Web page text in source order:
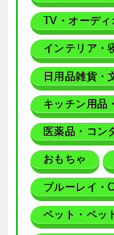
TV・オーディ
インテリア・
日用品雑貨・
キッチン用品
医薬品・コン
おもちゃ
ブルーレイ・
ペット・ペッ